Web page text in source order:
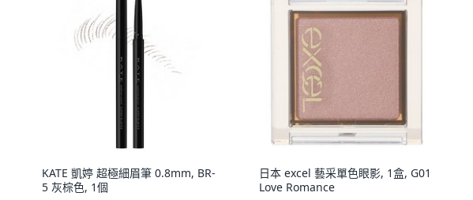
KATE 凱婷 超極細眉筆 0.8mm, BR-
5 灰棕色, 1個
日本 excel 藝采單色眼影, 1盒, G01
Love Romance